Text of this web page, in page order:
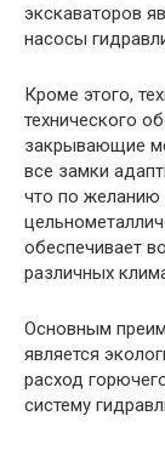
экскаваторов
насосы
Кроме этого,
технического
закрывающие
все замки
что по желанию
обеспечивает
различных
Основным
является
расход
систему